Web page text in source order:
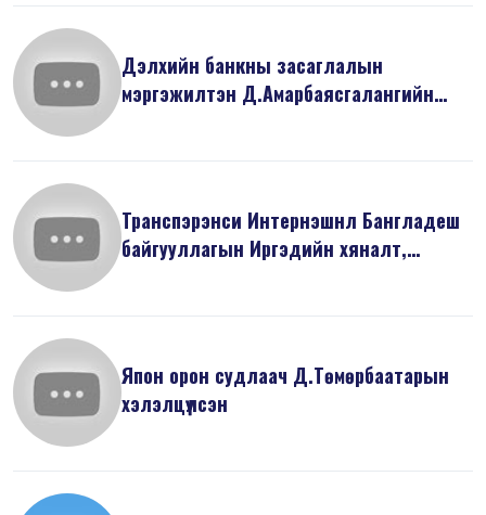
Дэлхийн банкны засаглалын
мэргэжилтэн Д.Амарбаясгалангийн
Транспэрэнси Интернэшнл Бангладеш
байгууллагын Иргэдийн хяналт,
Япон орон судлаач Д.Төмөрбаатарын
хэлэлцүүлсэн